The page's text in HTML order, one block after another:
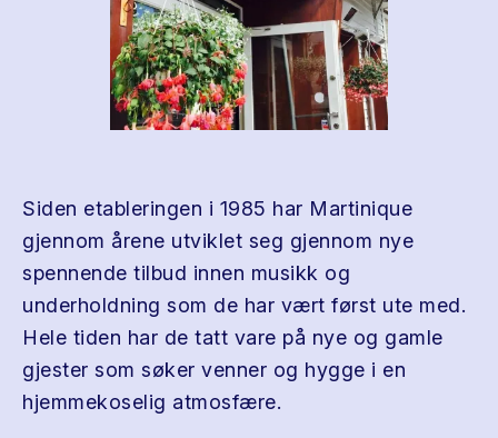
Siden etableringen i 1985 har Martinique
gjennom årene utviklet seg gjennom nye
spennende tilbud innen musikk og
underholdning som de har vært først ute med.
Hele tiden har de tatt vare på nye og gamle
gjester som søker venner og hygge i en
hjemmekoselig atmosfære.